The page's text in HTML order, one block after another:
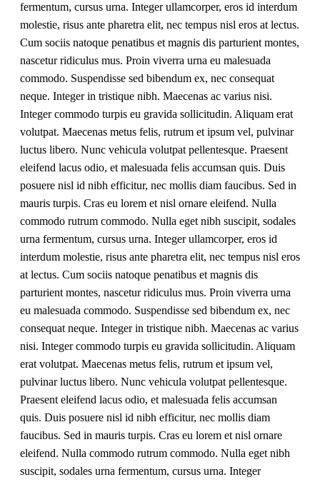
fermentum, cursus urna. Integer ullamcorper, eros id interdum
molestie, risus ante pharetra elit, nec tempus nisl eros at lectus.
Cum sociis natoque penatibus et magnis dis parturient montes,
nascetur ridiculus mus. Proin viverra urna eu malesuada
commodo. Suspendisse sed bibendum ex, nec consequat
neque. Integer in tristique nibh. Maecenas ac varius nisi.
Integer commodo turpis eu gravida sollicitudin. Aliquam erat
volutpat. Maecenas metus felis, rutrum et ipsum vel, pulvinar
luctus libero. Nunc vehicula volutpat pellentesque. Praesent
eleifend lacus odio, et malesuada felis accumsan quis. Duis
posuere nisl id nibh efficitur, nec mollis diam faucibus. Sed in
mauris turpis. Cras eu lorem et nisl ornare eleifend. Nulla
commodo rutrum commodo. Nulla eget nibh suscipit, sodales
urna fermentum, cursus urna. Integer ullamcorper, eros id
interdum molestie, risus ante pharetra elit, nec tempus nisl eros
at lectus. Cum sociis natoque penatibus et magnis dis
parturient montes, nascetur ridiculus mus. Proin viverra urna
eu malesuada commodo. Suspendisse sed bibendum ex, nec
consequat neque. Integer in tristique nibh. Maecenas ac varius
nisi. Integer commodo turpis eu gravida sollicitudin. Aliquam
erat volutpat. Maecenas metus felis, rutrum et ipsum vel,
pulvinar luctus libero. Nunc vehicula volutpat pellentesque.
Praesent eleifend lacus odio, et malesuada felis accumsan
quis. Duis posuere nisl id nibh efficitur, nec mollis diam
faucibus. Sed in mauris turpis. Cras eu lorem et nisl ornare
eleifend. Nulla commodo rutrum commodo. Nulla eget nibh
suscipit, sodales urna fermentum, cursus urna. Integer